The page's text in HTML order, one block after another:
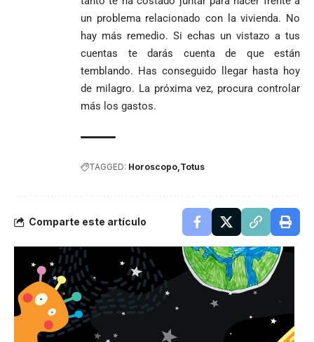
un problema relacionado con la vivienda. No
hay más remedio. Si echas un vistazo a tus
cuentas te darás cuenta de que están
temblando. Has conseguido llegar hasta hoy
de milagro. La próxima vez, procura controlar
más los gastos.
TAGGED: Horoscopo Totus
Comparte este artículo